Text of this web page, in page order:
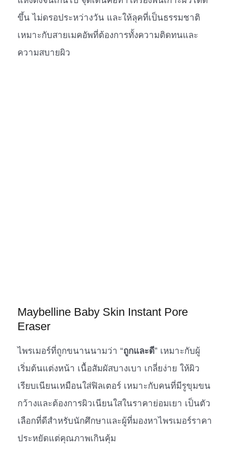
ขึ้น ไม่ดรอประหว่างวัน และให้ลุคที่เป็นธรรมชาติ
เหมาะกับสายเมคอัพที่ต้องการทั้งความติดทนและ
ความสบายผิว
Maybelline Baby Skin Instant Pore
Eraser
ไพรเมอร์ที่ถูกขนานนามว่า “ถูกและดี” เหมาะกับผู้
เริ่มต้นแต่งหน้า เนื้อสัมผัสบางเบา เกลี่ยง่าย ให้ผิว
เรียบเนียนเหมือนใส่ฟิลเตอร์ เหมาะกับคนที่มีรูขุมขน
กว้างและต้องการผิวเนียนใสในราคาย่อมเยา เป็นตัว
เลือกที่ดีสำหรับนักศึกษาและผู้ที่มองหาไพรเมอร์ราคา
ประหยัดแต่คุณภาพเกินคุ้ม